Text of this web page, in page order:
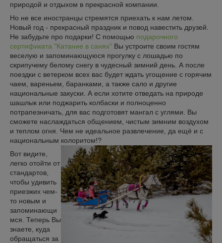
природой и отдыхом в прекрасной компании.
Но не все иностранцы стремятся приехать к нам летом.
Новый год - прекрасный праздник и повод навестить друзей.
Не забудьте про подарки! С помощью подарочного
сертификата "Катание в санях" Вы устроите своим гостям
веселую и запоминающуюся прогулку с лошадью по
скрипучему белому снегу в чудесный зимний день. А после
поездки с ветерком всех вас будет ждать угощение с горячим
чаем, вареньем, баранками, а также сало и другие
национальные закуски. А если хотите отведать на природе
шашлык или поджарить колбаски и полноценно
потрапезничать, для вас подготовят мангал с углями. Вы
сможете наслаждаться общением, чистым зимним воздухом
и теплом огня. Чем не идеальное развлечение, да ещё и с
национальным колоритом!?
Вот видите,
легко отойти от
стандартов,
чтобы удивить
приезжих чем-
то новым и
запоминающи
мся. Теперь Вы
знаете, куда
обращаться за